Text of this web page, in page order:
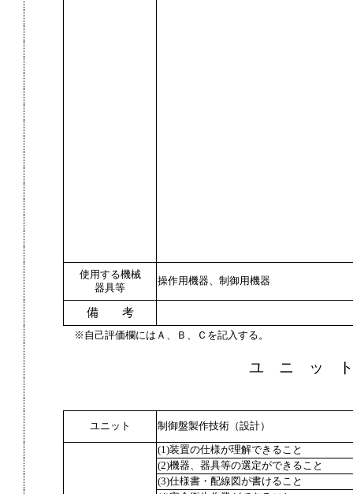
使用する機械
器具等
操作用機器、制御用機器
備 考
※自己評価欄にはＡ、Ｂ、Ｃを記入する。
ユ ニ ッ
ユニット 制御盤製作技術（設計）
(1)装置の仕様が理解できること
(2)機器、器具等の選定ができること
(3)仕様書・配線図が書けること